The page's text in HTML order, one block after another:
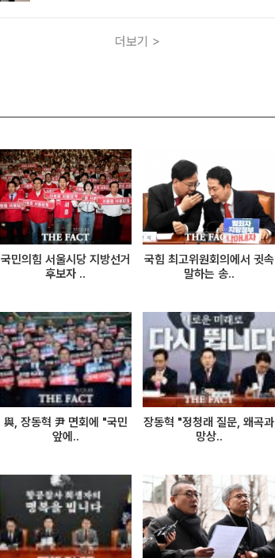
더보기 >
국민의힘 서울시당 지방선거
후보자 ..
국힘 최고위원회의에서 귓속
말하는 송..
與, 장동혁 尹 면회에 "국민
앞에..
장동혁 "정청래 질문, 왜곡과
망상..